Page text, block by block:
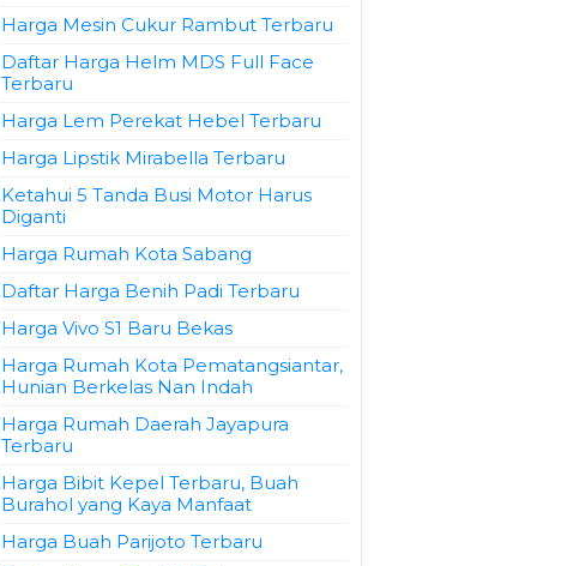
Harga Mesin Cukur Rambut Terbaru
Daftar Harga Helm MDS Full Face
Terbaru
Harga Lem Perekat Hebel Terbaru
Harga Lipstik Mirabella Terbaru
Ketahui 5 Tanda Busi Motor Harus
Diganti
Harga Rumah Kota Sabang
Daftar Harga Benih Padi Terbaru
Harga Vivo S1 Baru Bekas
Harga Rumah Kota Pematangsiantar,
Hunian Berkelas Nan Indah
Harga Rumah Daerah Jayapura
Terbaru
Harga Bibit Kepel Terbaru, Buah
Burahol yang Kaya Manfaat
Harga Buah Parijoto Terbaru